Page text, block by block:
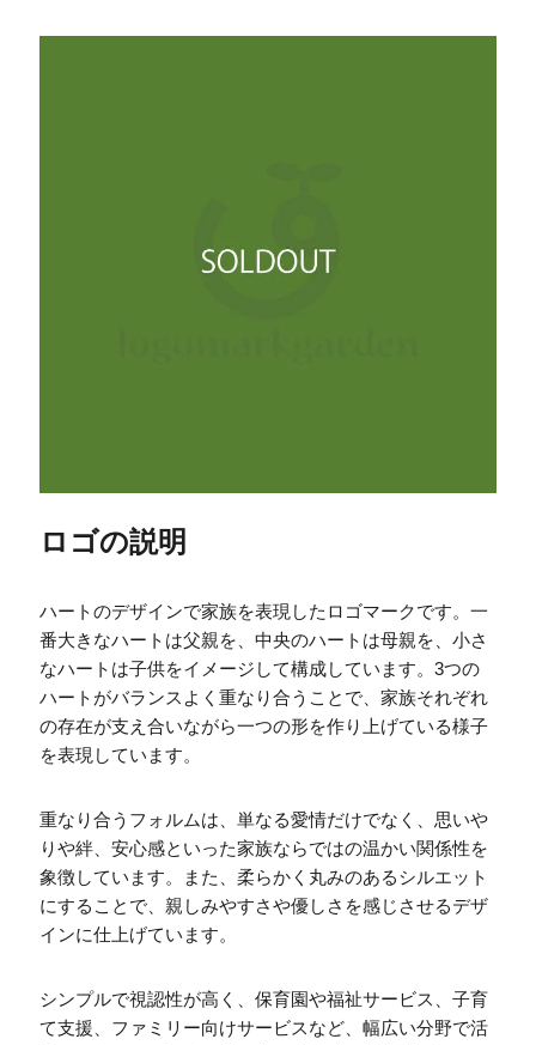
ロゴの説明
ハートのデザインで家族を表現したロゴマークです。一
番大きなハートは父親を、中央のハートは母親を、小さ
なハートは子供をイメージして構成しています。3つの
ハートがバランスよく重なり合うことで、家族それぞれ
の存在が支え合いながら一つの形を作り上げている様子
を表現しています。
重なり合うフォルムは、単なる愛情だけでなく、思いや
りや絆、安心感といった家族ならではの温かい関係性を
象徴しています。また、柔らかく丸みのあるシルエット
にすることで、親しみやすさや優しさを感じさせるデザ
インに仕上げています。
シンプルで視認性が高く、保育園や福祉サービス、子育
て支援、ファミリー向けサービスなど、幅広い分野で活